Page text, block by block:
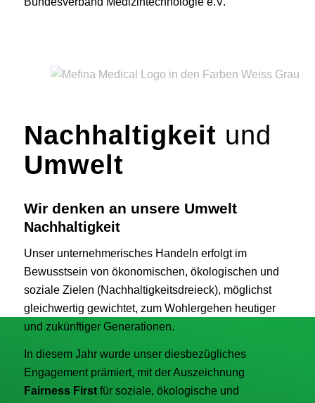
Nachhaltigkeit und
Umwelt
Wir denken an unsere Umwelt
Nachhaltigkeit
Unser unternehmerisches Handeln erfolgt im
Bewusstsein von ökonomischen, ökologischen und
soziale Zielen (Nachhaltigkeitsdreieck), möglichst
gleichwertig gewichtet, zum Wohlergehen heutiger
und zukünftiger Generationen.
In diesem Jahr wurde unser diesbezügliches
Engagement prämiert, mit der Auszeichnung
Fairness First für soziale, ökologische und